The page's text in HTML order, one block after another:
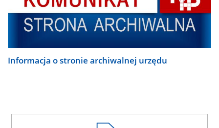
Informacja o stronie archiwalnej urzędu